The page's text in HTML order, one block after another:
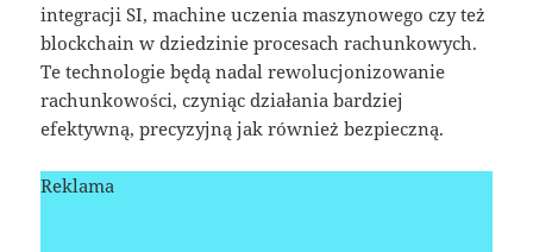
integracji SI, machine uczenia maszynowego czy też
blockchain w dziedzinie procesach rachunkowych.
Te technologie będą nadal rewolucjonizowanie
rachunkowości, czyniąc działania bardziej
efektywną, precyzyjną jak również bezpieczną.
Reklama